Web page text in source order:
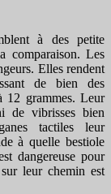
à des petite
comparaison. Les
Elles rendent
de bien des
12 grammes. Leur
de vibrisses bien
tactiles leur
à quelle bestiole
dangereuse pour
leur chemin est